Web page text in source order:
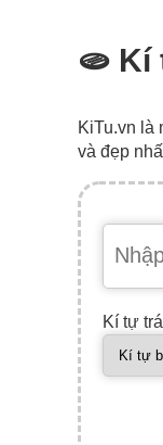
🫓 Kí
KiTu.vn là
và đẹp
Kí tự